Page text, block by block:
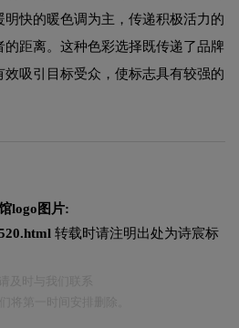
快的暖色调为主，传递积极活力的
距离。这种色彩选择既传递了品牌
吸引目标受众，使标志具有较强的
logo图片:
转载时请注明出处为诗宸标